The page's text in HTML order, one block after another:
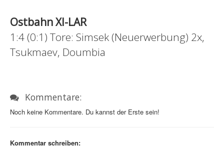
Ostbahn XI-LAR
1:4 (0:1) Tore: Simsek (Neuerwerbung) 2x,
Tsukmaev, Doumbia
Kommentare:
Noch keine Kommentare. Du kannst der Erste sein!
Kommentar schreiben: